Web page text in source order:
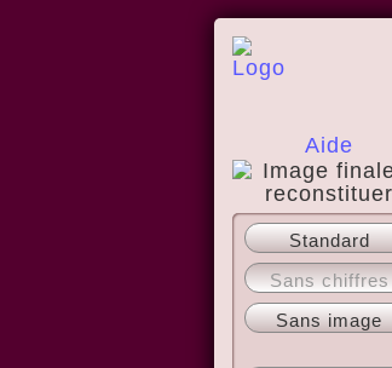
Aide
A propos
Standard
Sans chiffres
Sans image